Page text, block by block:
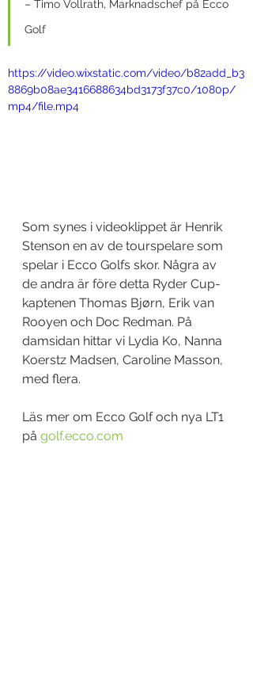
– Timo Vollrath, Marknadschef på Ecco
Golf
https://video.wixstatic.com/video/b82add_b3
8869b08ae3416688634bd3173f37c0/1080p/
mp4/file.mp4
Som synes i videoklippet är Henrik
Stenson en av de tourspelare som
spelar i Ecco Golfs skor. Några av
de andra är före detta Ryder Cup-
kaptenen Thomas Bjørn, Erik van
Rooyen och Doc Redman. På
damsidan hittar vi Lydia Ko, Nanna
Koerstz Madsen, Caroline Masson,
med flera.
Läs mer om Ecco Golf och nya LT1
på golf.ecco.com